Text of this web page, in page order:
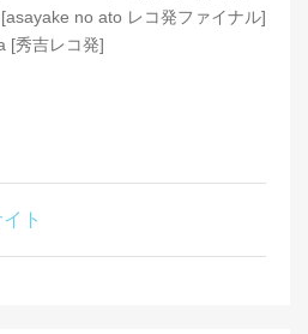
no ato レコ発ファイナル]
[秀吉レコ発]
ト